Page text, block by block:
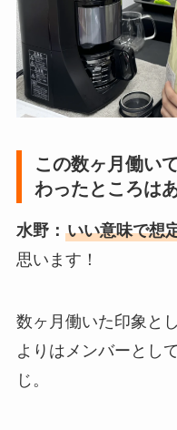
この数ヶ月働い
わったところは
水野： いい意味で想
思います！
数ヶ月働いた印象と
よりはメンバーとし
じ。